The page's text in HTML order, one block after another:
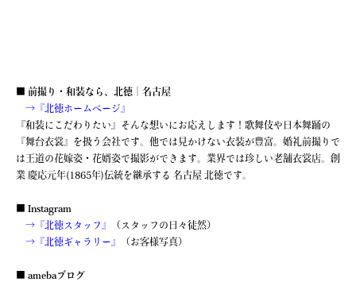
■ 前撮り・和装なら、北徳｜名古屋
→『北徳ホームページ』
『和装にこだわりたい』そんな想いにお応えします！歌舞伎や日本舞踊の
『舞台衣裳』を扱う会社です。他では見かけない衣装が豊富。婚礼前撮りで
は王道の花嫁姿・花婿姿で撮影ができます。業界では珍しい老舗衣裳店。創
業 慶応元年(1865年)伝統を継承する 名古屋 北徳です。
■ Instagram
→『北徳スタッフ』
（スタッフの日々徒然）
→『北徳ギャラリー』
（お客様写真）
■ amebaブログ